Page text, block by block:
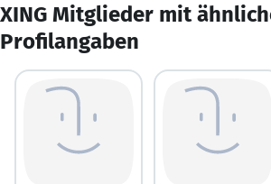
XING Mitglieder mit
Profilangaben